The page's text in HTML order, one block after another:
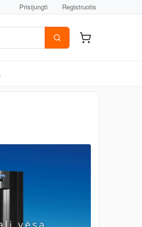
Prisijungti Registruotis